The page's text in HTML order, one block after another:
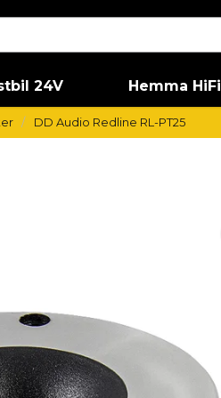
24V Hemma HiFi
DD Audio Redline RL-PT25